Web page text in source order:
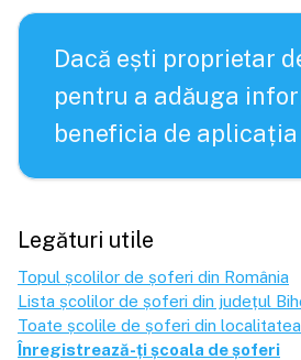
Dacă ești proprietar
pentru a adăuga
beneficia de
Legături utile
Topul școlilor de șoferi din România
Lista școlilor de șoferi din județul
Toate școlile de șoferi din localitatea
Înregistrează-ți școala de șoferi